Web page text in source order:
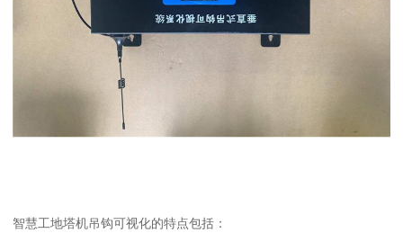
智慧工地塔机吊钩可视化的特点包括：